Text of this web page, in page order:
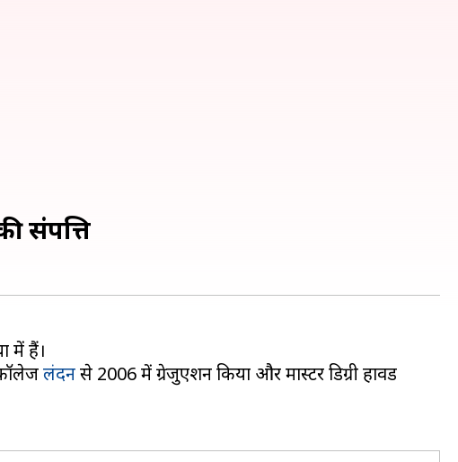
संपत्ति
में हैं।
लंदनसे 2006 में ग्रेजुएशन किया और मास्टर डिग्री हावर्ड